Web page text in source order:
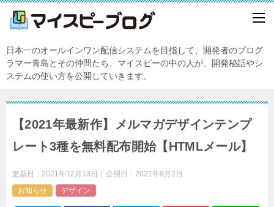
日本一のオールインワン配信システムを目指して、開発者のプログ
ラマー青島とその仲間たち、マイスピーの中の人が、開発秘話やシ
ステムの使い方を公開していきます。
【2021年最新作】メルマガデザインテンプ
レート3種を無料配布開始【HTMLメール】
更新日： 2021年12月13日 公開日： 2021年9月2日
お知らせ
デザイン